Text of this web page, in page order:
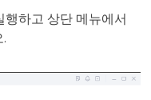
행하고 상단 메뉴에서
.